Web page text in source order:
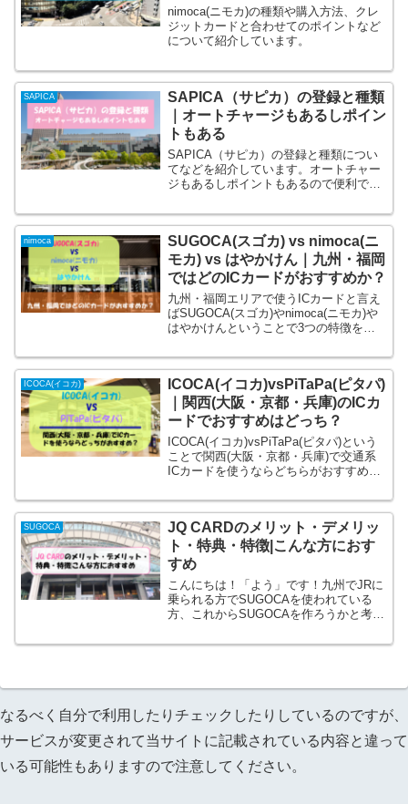
nimoca(ニモカ)の種類や購入方法、クレ
ジットカードと合わせてのポイントなど
について紹介しています。
SAPICA
SAPICA（サピカ）の登録と種類
｜オートチャージもあるしポイン
トもある
SAPICA（サピカ）の登録と種類につい
てなどを紹介しています。オートチャー
ジもあるしポイントもあるので便利でお
nimoca
SUGOCA(スゴカ) vs nimoca(ニ
モカ) vs はやかけん｜九州・福岡
ではどのICカードがおすすめか？
九州・福岡エリアで使うICカードと言え
ばSUGOCA(スゴカ)やnimoca(ニモカ)や
はやかけんということで3つの特徴を紹
すすめのものを見つけられればと思いま
す。
ICOCA(イコカ)
ICOCA(イコカ)vsPiTaPa(ピタパ)
｜関西(大阪・京都・兵庫)のICカ
ードでおすすめはどっち？
ICOCA(イコカ)vsPiTaPa(ピタパ)という
ことで関西(大阪・京都・兵庫)で交通系
ICカードを使うならどちらがおすすめか
SUGOCA
JQ CARDのメリット・デメリッ
ト・特典・特徴|こんな方におす
すめ
こんにちは！「よう」です！九州でJRに
乗られる方でSUGOCAを使われている
方、これからSUGOCAを作ろうかと考え
ょっと待てよ！「JQCARD」がいいかも
なるべく自分で利用したりチェックしたりしているのですが、
サービスが変更されて当サイトに記載されている内容と違って
いる可能性もありますので注意してください。